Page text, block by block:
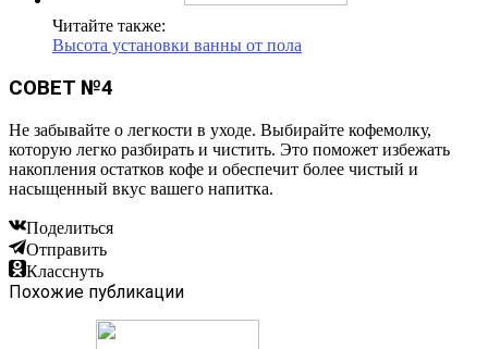
Читайте также:
Высота установки ванны от пола
СОВЕТ №4
Не забывайте о легкости в уходе. Выбирайте кофемолку,
которую легко разбирать и чистить. Это поможет избежать
накопления остатков кофе и обеспечит более чистый и
насыщенный вкус вашего напитка.
Поделиться
Отправить
Класснуть
Похожие публикации